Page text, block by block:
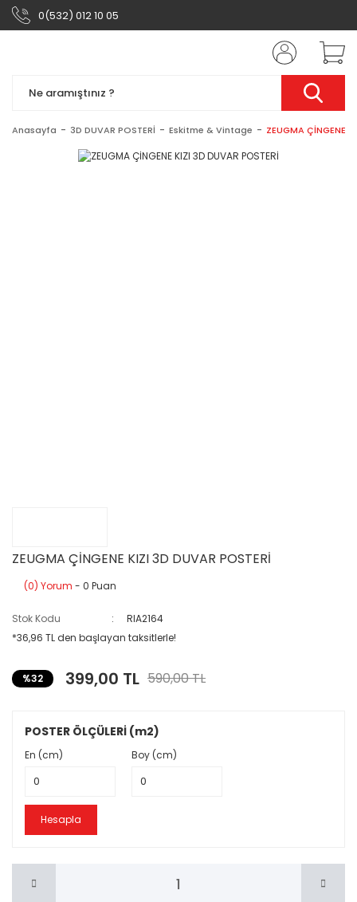
0(532) 012 10 05
Anasayfa 3D DUVAR POSTERİ Eskitme & Vintage ZEUGMA ÇİNGENE
ZEUGMA ÇİNGENE KIZI 3D DUVAR POSTERİ
(0) Yorum - 0 Puan
Stok Kodu
RIA2164
*36,96 TL den başlayan taksitlerle!
%32 399,00 TL 590,00 TL
POSTER ÖLÇÜLERİ (m2)
En (cm) Boy (cm)
Hesapla